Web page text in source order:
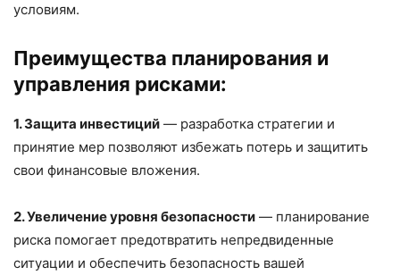
условиям.
Преимущества планирования и
управления рисками:
1. Защита инвестиций — разработка стратегии и
принятие мер позволяют избежать потерь и защитить
свои финансовые вложения.
2. Увеличение уровня безопасности — планирование
риска помогает предотвратить непредвиденные
ситуации и обеспечить безопасность вашей